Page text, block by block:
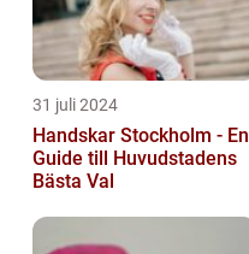
31 juli 2024
Handskar Stockholm - En
Guide till Huvudstadens
Bästa Val